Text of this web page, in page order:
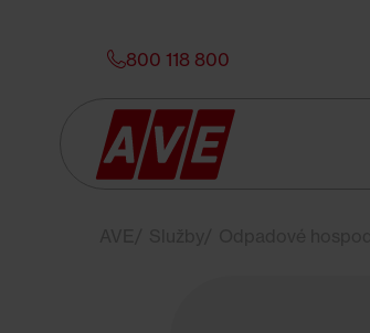
800 118 800